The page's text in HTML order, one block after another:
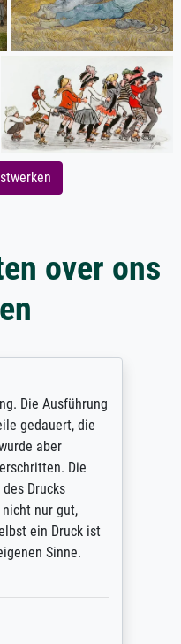
over ons
Die Ausführung
gedauert, die
aber
Die
Drucks
nur gut,
ein Druck ist
Sinne.